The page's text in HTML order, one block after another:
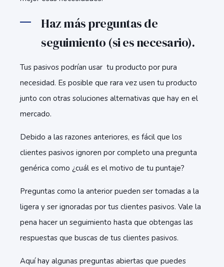
Haz más preguntas de
seguimiento (si es necesario).
Tus pasivos podrían usar tu producto por pura
necesidad. Es posible que rara vez usen tu producto
junto con otras soluciones alternativas que hay en el
mercado.
Debido a las razones anteriores, es fácil que los
clientes pasivos ignoren por completo una pregunta
genérica como ¿cuál es el motivo de tu puntaje?
Preguntas como la anterior pueden ser tomadas a la
ligera y ser ignoradas por tus clientes pasivos. Vale la
pena hacer un seguimiento hasta que obtengas las
respuestas que buscas de tus clientes pasivos.
Aquí hay algunas preguntas abiertas que puedes